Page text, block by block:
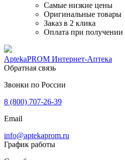
Самые низкие цены
Оригинальные товары
Заказ в 2 клика
Оплата при получении
AptekaPROM Интернет-Аптека
Обратная связь
Звонки по России
8 (800) 707-26-39
Email
info@aptekaprom.ru
График работы